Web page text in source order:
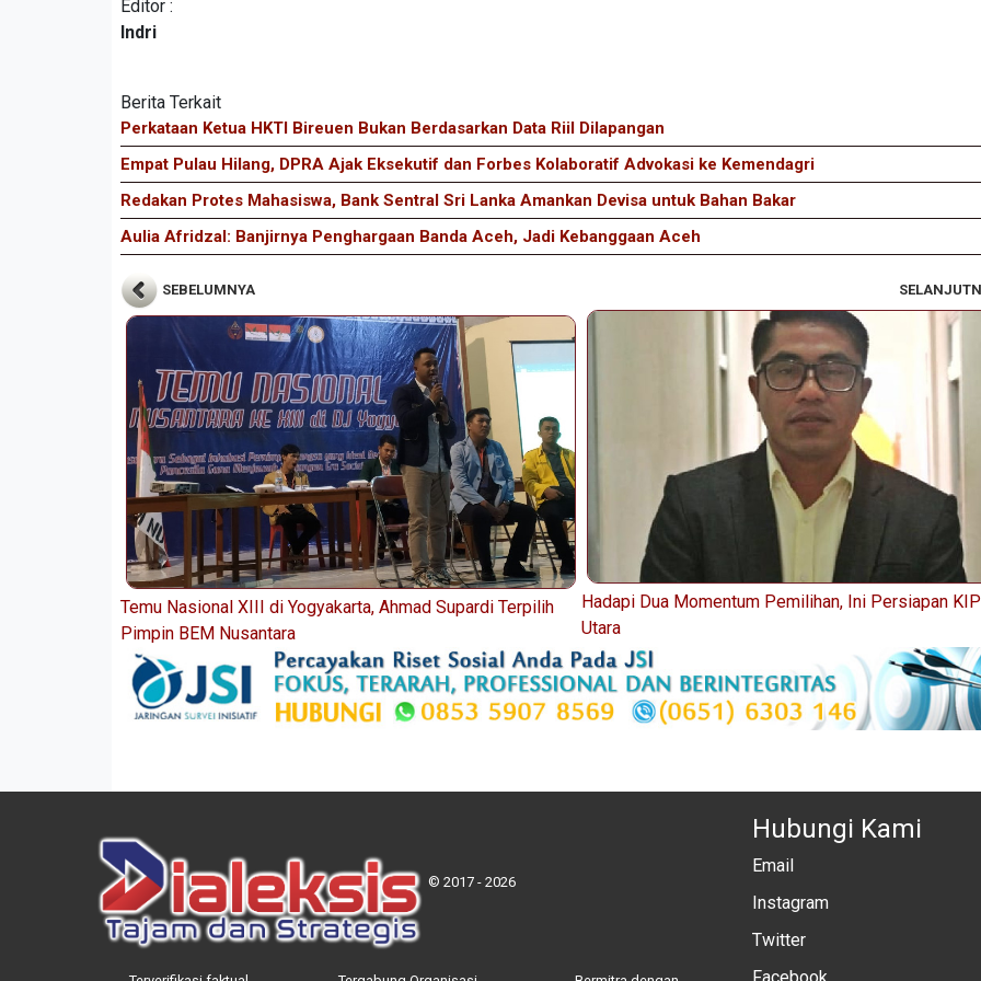
Editor :
Indri
Berita Terkait
Perkataan Ketua HKTI Bireuen Bukan Berdasarkan Data Riil Dilapangan
Empat Pulau Hilang, DPRA Ajak Eksekutif dan Forbes Kolaboratif Advokasi ke Kemendagri
Redakan Protes Mahasiswa, Bank Sentral Sri Lanka Amankan Devisa untuk Bahan Bakar
Aulia Afridzal: Banjirnya Penghargaan Banda Aceh, Jadi Kebanggaan Aceh
SEBELUMNYA
Temu Nasional XIII di Yogyakarta, Ahmad Supardi Terpilih
Pimpin BEM Nusantara
Hadapi Dua Momentum Pemilihan, Ini Persiapan
Utara
© 2017 - 2026
Hubungi Kami
Email
Instagram
Twitter